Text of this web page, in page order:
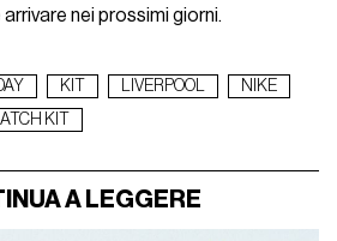
nei prossimi giorni.
KIT LIVERPOOL
NIKE
KIT
A LEGGERE